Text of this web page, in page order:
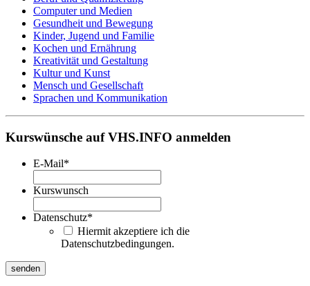
Computer und Medien
Gesundheit und Bewegung
Kinder, Jugend und Familie
Kochen und Ernährung
Kreativität und Gestaltung
Kultur und Kunst
Mensch und Gesellschaft
Sprachen und Kommunikation
Kurswünsche auf VHS.INFO anmelden
E-Mail*
Kurswunsch
Datenschutz*
Hiermit akzeptiere ich die
Datenschutzbedingungen.